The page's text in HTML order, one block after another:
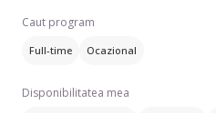
categorii de vârstă. În mod
până în patru ani. La fel
copii de 6-11 ani. Sunt
Caut program
Full-time Ocazional
Disponibilitatea mea